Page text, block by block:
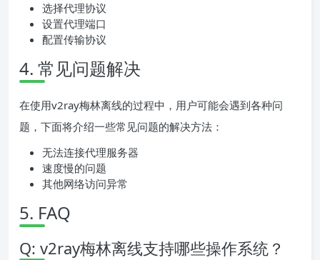
选择代理协议
设置代理端口
配置传输协议
4. 常见问题解决
在使用v2ray梅林离线的过程中，用户可能会遇到各种问
题，下面将介绍一些常见问题的解决方法：
无法连接代理服务器
速度慢的问题
其他网络访问异常
5. FAQ
Q: v2ray梅林离线支持哪些操作系统？